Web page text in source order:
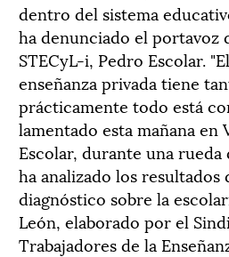
dentro del sistema
ha denunciado el portavoz
STECyL-i, Pedro Escolar.
enseñanza privada tiene
prácticamente todo está
lamentado esta mañana en
Escolar, durante una rueda
ha analizado los resultados
diagnóstico sobre la
León, elaborado por el
Trabajadores de la